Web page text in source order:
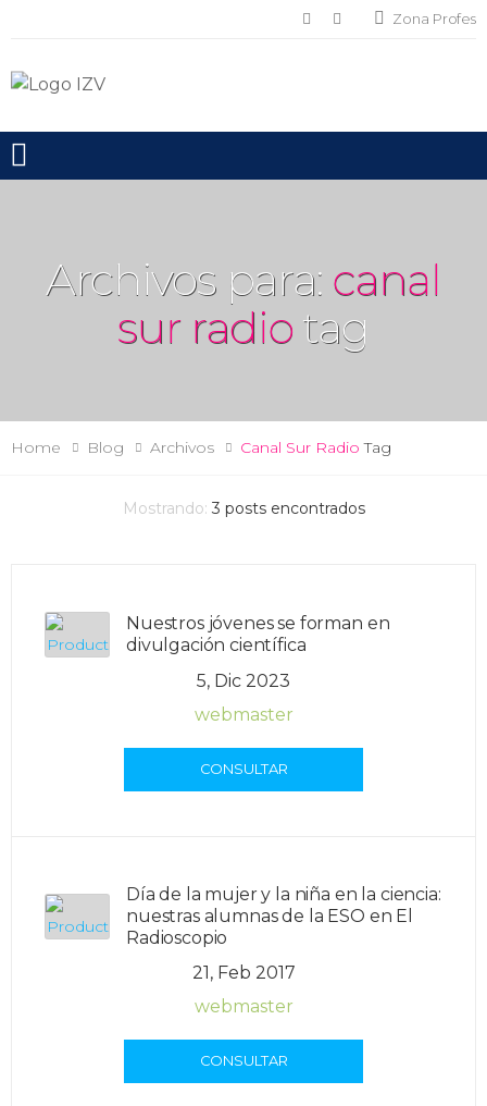
Zona Profes
Toggle mobile menu
Archivos para: canal
sur radio tag
Home Blog Archivos Canal Sur Radio Tag
Mostrando: 3 posts encontrados
Nuestros jóvenes se forman en
divulgación científica
5, Dic 2023
webmaster
CONSULTAR
Día de la mujer y la niña en la ciencia:
nuestras alumnas de la ESO en El
Radioscopio
21, Feb 2017
webmaster
CONSULTAR